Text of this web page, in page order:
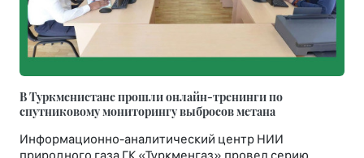
В Туркменистане прошли онлайн-тренинги по
спутниковому мониторингу выбросов метана
Информационно-аналитический центр НИИ